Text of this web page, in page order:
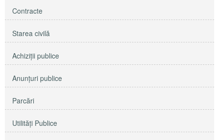
Contracte
Starea civilă
Achiziţii publice
Anunţuri publice
Parcări
Utilităţi Publice